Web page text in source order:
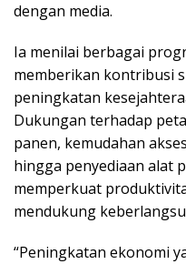
dengan media.
Ia menilai berbagai
memberikan kontribusi
peningkatan
Dukungan terhadap
panen, kemudahan
hingga penyediaan alat
memperkuat
mendukung
“Peningkatan ekonomi